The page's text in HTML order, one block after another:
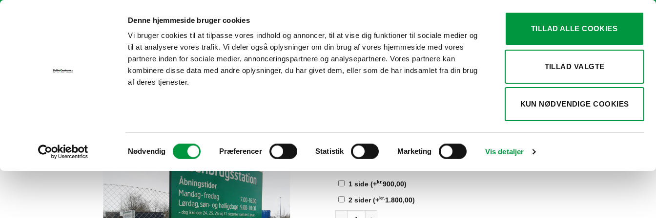
Denne hjemmeside bruger cookies
Vi bruger cookies til at tilpasse vores indhold og annoncer, til at vise dig funktioner til sociale medier og
til at analysere vores trafik. Vi deler også oplysninger om din brug af vores hjemmeside med vores
partnere inden for sociale medier, annonceringspartnere og analysepartnere. Vores partnere kan
kombinere disse data med andre oplysninger, du har givet dem, eller som de har indsamlet fra din brug
af deres tjenester.
Samtykkevalg
Nødvendig Præferencer Statistik Marketing Vis detaljer
TILLAD ALLE COOKIES
TILLAD VALGTE
KUN NØDVENDIGE COOKIES
Fortsæt
FORSIDE PRODUKTER OM OS KONTAKT
kr.9.275,00
TILLÆG FOR FOLIERING
1 side (+kr.900,00)
2 sider (+kr. 1.800,00)